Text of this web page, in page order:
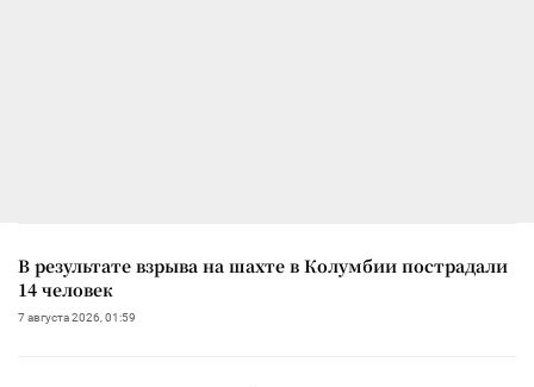
В результате взрыва на шахте в Колумбии пострадали
14 человек
7 августа 2026, 01:59